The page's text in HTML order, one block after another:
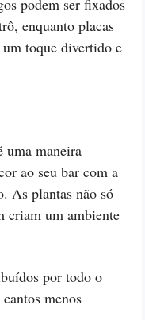
enquanto placas
toque divertido e
uma maneira
ao seu bar com a
As plantas não só
criam um ambiente
por todo o
menos